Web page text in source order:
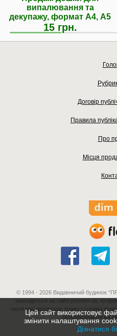
випалювання та
декупажу, формат А4, А5
15 грн.
Договір
Правила
Про
Місця
© 1994 - 2026 Видавничий будинок
знаходяться на сайті premier.ua,
числі про авторське право і суміжні
гіперпосилання на
Цей сайт використовує
змінити налаштування
Дізнатися